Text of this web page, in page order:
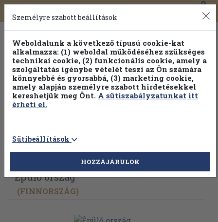
Toggle
navigation
0
Vissza az előző oldalra Válasszon példányt
Épülő ország
(FINNORSZÁG)
Személyre szabott beállítások
Weboldalunk a következő típusú cookie-kat
alkalmazza: (1) weboldal működéséhez szükséges
technikai cookie, (2) funkcionális cookie, amely a
szolgáltatás igénybe vételét teszi az Ön számára
könnyebbé és gyorsabbá, (3) marketing cookie,
amely alapján személyre szabott hirdetésekkel
kereshetjük meg Önt. A sütiszabályzatunkat itt
érheti el.
Sütibeállítások
HOZZÁJÁRULOK